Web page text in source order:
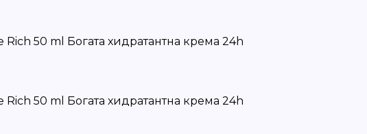
50 ml Богата хидратантна крема 24h
50 ml Богата хидратантна крема 24h